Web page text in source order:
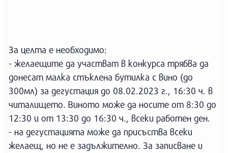
За целта е необходимо:
- желаещите да участват в конкурса трябва да
донесат малка стъклена бутилка с вино (до
300мл) за дегустация до 08.02.2023 г., 16:30 ч. в
читалището. Виното може да носите от 8:30 до
12:30 и от 13:30 до 16:30 ч., всеки работен ден.
- на дегустацията може да присъства всеки
желаещ, но не е задължително. За записване и